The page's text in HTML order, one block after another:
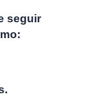
seguir